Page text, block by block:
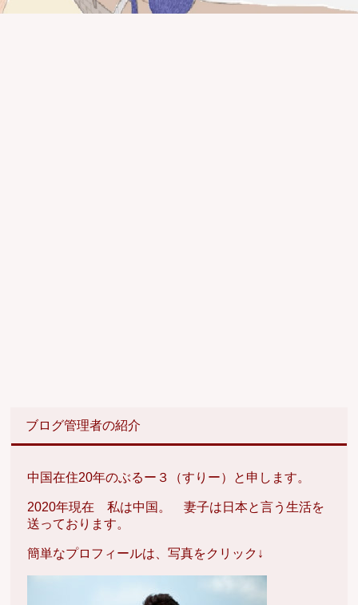
ブログ管理者の紹介
中国在住20年のぶるー３（すりー）と申します。
2020年現在 私は中国。 妻子は日本と言う生活を
送っております。
簡単なプロフィールは、写真をクリック↓